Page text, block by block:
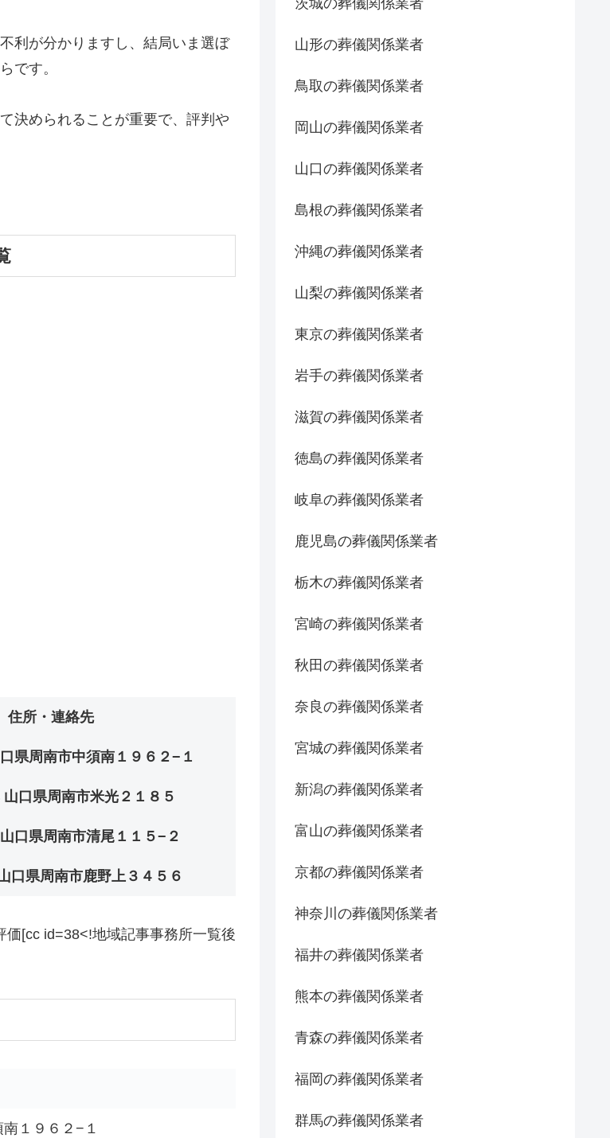
利が分かりますし、結局いま選ぼ
です。
決められることが重要で、評判や
住所・連絡先
県周南市中須南１９６２−１
口県周南市米光２１８５
口県周南市清尾１１５−２
口県周南市鹿野上３４５６
[cc id=38<!地域記事事務所一覧後
１９６２−１
山形の葬儀関係業者
鳥取の葬儀関係業者
岡山の葬儀関係業者
山口の葬儀関係業者
島根の葬儀関係業者
沖縄の葬儀関係業者
山梨の葬儀関係業者
東京の葬儀関係業者
岩手の葬儀関係業者
滋賀の葬儀関係業者
徳島の葬儀関係業者
岐阜の葬儀関係業者
鹿児島の葬儀関係業者
栃木の葬儀関係業者
宮崎の葬儀関係業者
秋田の葬儀関係業者
奈良の葬儀関係業者
宮城の葬儀関係業者
新潟の葬儀関係業者
富山の葬儀関係業者
京都の葬儀関係業者
神奈川の葬儀関係業者
福井の葬儀関係業者
熊本の葬儀関係業者
青森の葬儀関係業者
福岡の葬儀関係業者
群馬の葬儀関係業者